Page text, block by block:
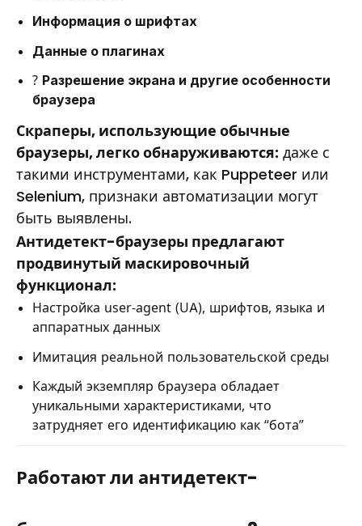
Информация о шрифтах
Данные о плагинах
?️ Разрешение экрана и другие особенности
браузера
Скраперы, использующие обычные
браузеры, легко обнаруживаются: даже с
такими инструментами, как Puppeteer или
Selenium, признаки автоматизации могут
быть выявлены.
Антидетект-браузеры предлагают
продвинутый маскировочный
функционал:
Настройка user-agent (UA), шрифтов, языка и
аппаратных данных
Имитация реальной пользовательской среды
Каждый экземпляр браузера обладает
уникальными характеристиками, что
затрудняет его идентификацию как “бота”
Работают ли антидетект-